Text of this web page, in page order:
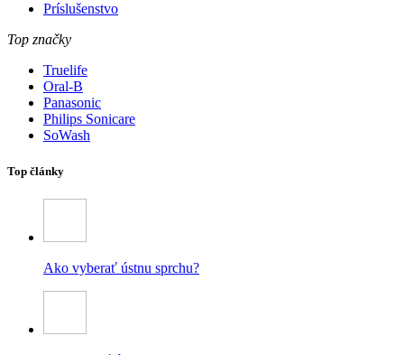
Príslušenstvo
Top značky
Truelife
Oral-B
Panasonic
Philips Sonicare
SoWash
Top články
Ako vyberať ústnu sprchu?